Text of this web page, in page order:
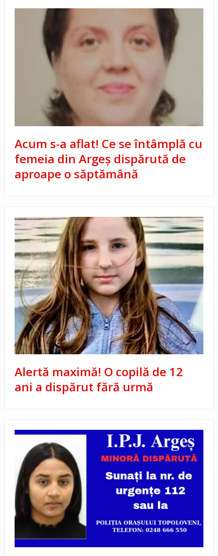
Acum s-a aflat! Ce se întâmplă cu
femeia din Argeș dispărută de
aproape o săptămână
Alertă maximă! O copilă de 12
ani a dispărut fără urmă